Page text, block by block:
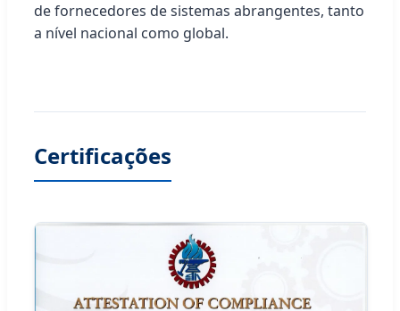
de fornecedores de sistemas abrangentes, tanto
a nível nacional como global.
Certificações